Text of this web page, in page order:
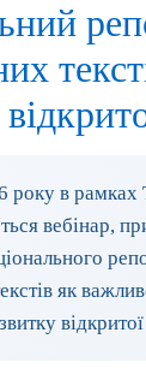
року в рамках
вебінар,
як